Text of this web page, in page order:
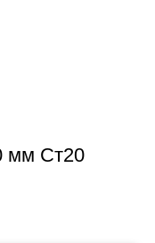
мм Ст20